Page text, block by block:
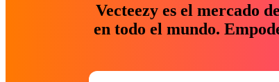
Vecteezy es el mercado
en todo el mundo.